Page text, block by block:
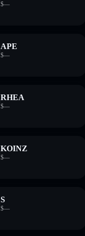
$—
APE
$—
RHEA
$—
KOINZ
$—
S
$—